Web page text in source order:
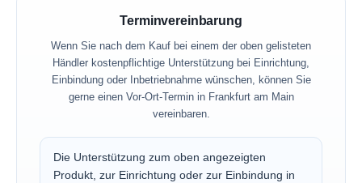
Terminvereinbarung
Wenn Sie nach dem Kauf bei einem der oben gelisteten
Händler kostenpflichtige Unterstützung bei Einrichtung,
Einbindung oder Inbetriebnahme wünschen, können Sie
gerne einen Vor-Ort-Termin in Frankfurt am Main
vereinbaren.
Die Unterstützung zum oben angezeigten
Produkt, zur Einrichtung oder zur Einbindung in